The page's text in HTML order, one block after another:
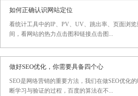
如何正确认识网站定位
看统计工具中的IP、PV、UV、跳出率、页面浏
间，看网站的热力点击图和链接点击图...
做好SEO优化，你需要具备四个心
SEO是网络营销的重要方法，我们在做SEO优化
断学习与验证的过程，百度的算法在不...